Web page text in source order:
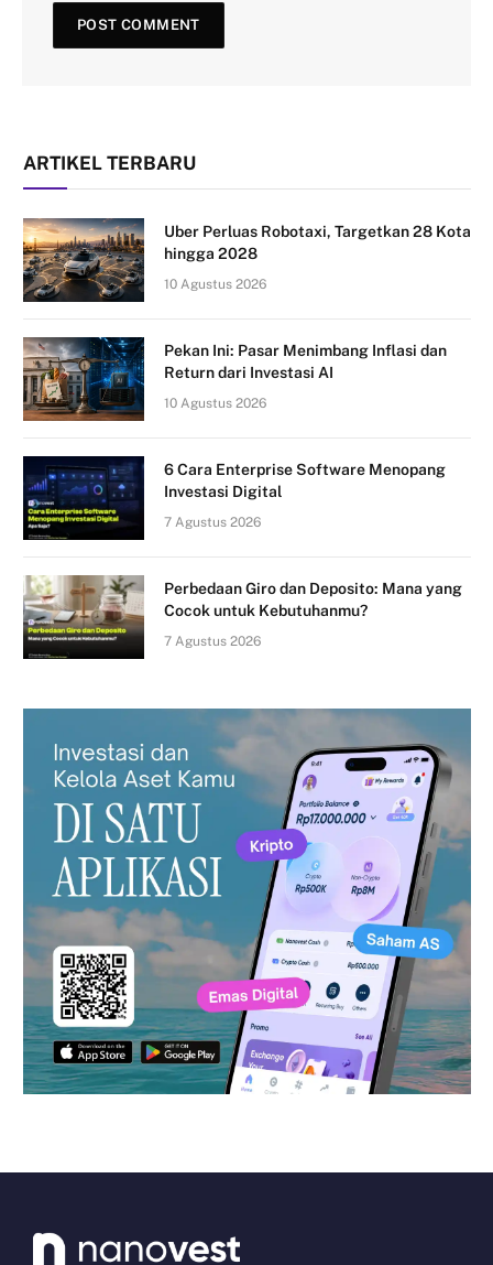
ARTIKEL TERBARU
Uber Perluas Robotaxi, Targetkan 28 Kota
hingga 2028
10 Agustus 2026
Pekan Ini: Pasar Menimbang Inflasi dan
Return dari Investasi AI
10 Agustus 2026
6 Cara Enterprise Software Menopang
Investasi Digital
7 Agustus 2026
Perbedaan Giro dan Deposito: Mana yang
Cocok untuk Kebutuhanmu?
7 Agustus 2026